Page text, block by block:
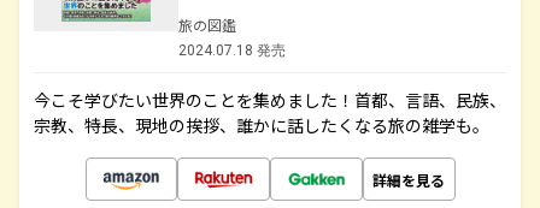
旅の図鑑
2024.07.18 発売
今こそ学びたい世界のことを集めました！首都、言語、民族、
宗教、特長、現地の挨拶、誰かに話したくなる旅の雑学も。
詳細を見る